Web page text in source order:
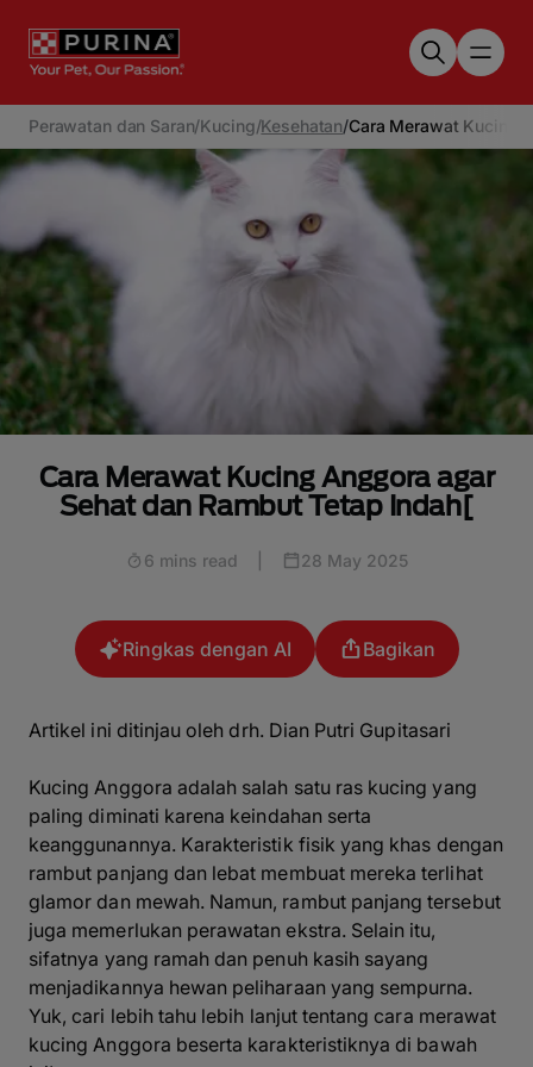
Perawatan dan Saran/Kucing/Kesehatan/Cara Merawat Kucing
Cara Merawat Kucing Anggora agar
Sehat dan Rambut Tetap Indah[
6 mins read 28 May 2025
Ringkas dengan AI Bagikan
Artikel ini ditinjau oleh drh. Dian Putri Gupitasari
Kucing Anggora adalah salah satu ras kucing yang
paling diminati karena keindahan serta
keanggunannya. Karakteristik fisik yang khas dengan
rambut panjang dan lebat membuat mereka terlihat
glamor dan mewah. Namun, rambut panjang tersebut
juga memerlukan perawatan ekstra. Selain itu,
sifatnya yang ramah dan penuh kasih sayang
menjadikannya hewan peliharaan yang sempurna.
Yuk, cari lebih tahu lebih lanjut tentang cara merawat
kucing Anggora beserta karakteristiknya di bawah